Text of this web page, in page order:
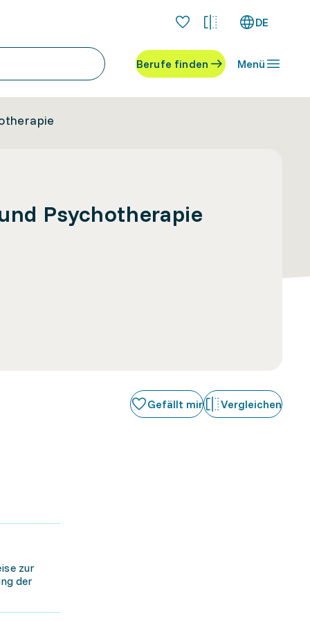
DE
Berufe finden Menü
Psychotherapie
Gefällt mir Vergleichen
zur
der